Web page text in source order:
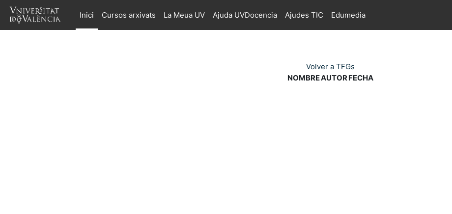
Ves al contingut principal
Inici
Cursos arxivats La Meua UV Ajuda UVDocencia Ajudes TIC Edumedia
Volver a TFGs
NOMBREAUTORFECHA